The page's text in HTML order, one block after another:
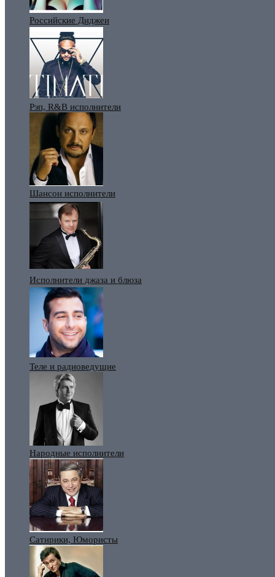
Российские Диджеи
Рэп, R&B исполнители
Шансон исполнители
Исполнители джаза и блюза
Теле и радиоведущие
Народные исполнители
Сатирики, Юмористы